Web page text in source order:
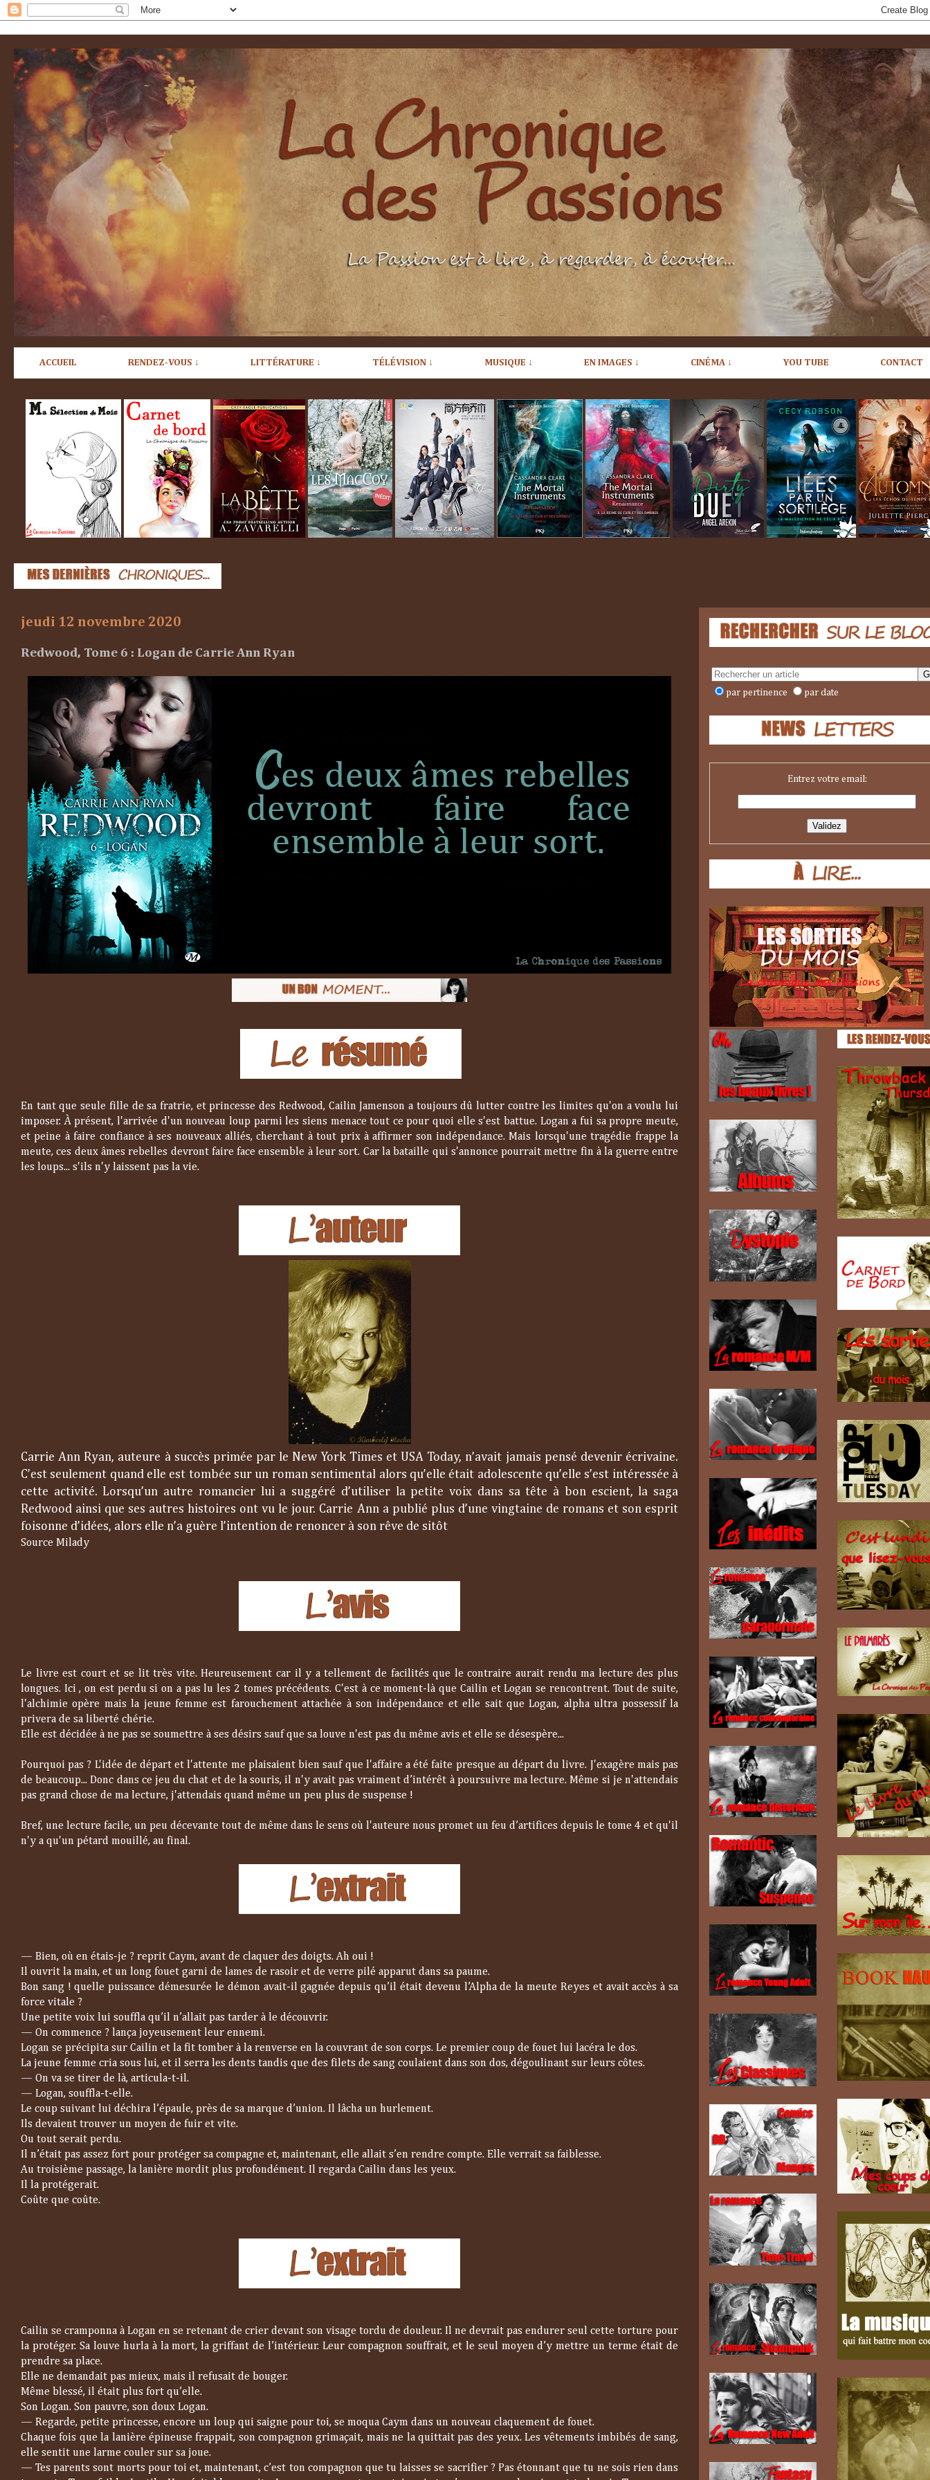
ACCUEIL RENDEZ-VOUS ↓ LITTÉRATURE ↓ TÉLÉVISION ↓ MUSIQUE ↓ EN IMAGES ↓ CINÉMA ↓ YOU TUBE CONTACT
jeudi 12 novembre 2020
Redwood, Tome 6 : Logan de Carrie Ann Ryan
En tant que seule fille de sa fratrie, et princesse des Redwood, Cailin Jamenson a toujours dû lutter contre les limites qu'on a voulu lui
imposer. À présent, l'arrivée d'un nouveau loup parmi les siens menace tout ce pour quoi elle s'est battue. Logan a fui sa propre meute,
et peine à faire confiance à ses nouveaux alliés, cherchant à tout prix à affirmer son indépendance. Mais lorsqu'une tragédie frappe la
meute, ces deux âmes rebelles devront faire face ensemble à leur sort. Car la bataille qui s'annonce pourrait mettre fin à la guerre entre
les loups... s'ils n'y laissent pas la vie.
Carrie Ann Ryan, auteure à succès primée par le New York Times et USA Today, n’avait jamais pensé devenir écrivaine.
C’est seulement quand elle est tombée sur un roman sentimental alors qu’elle était adolescente qu’elle s’est intéressée à
cette activité. Lorsqu’un autre romancier lui a suggéré d’utiliser la petite voix dans sa tête à bon escient, la saga
Redwood ainsi que ses autres histoires ont vu le jour. Carrie Ann a publié plus d’une vingtaine de romans et son esprit
foisonne d’idées, alors elle n’a guère l’intention de renoncer à son rêve de sitôt
Source Milady
Le livre est court et se lit très vite. Heureusement car il y a tellement de facilités que le contraire aurait rendu ma lecture des plus
longues. Ici , on est perdu si on a pas lu les 2 tomes précédents. C'est à ce moment-là que Cailin et Logan se rencontrent. Tout de suite,
l'alchimie opère mais la jeune femme est farouchement attachée à son indépendance et elle sait que Logan, alpha ultra possessif la
privera de sa liberté chérie.
Elle est décidée à ne pas se soumettre à ses désirs sauf que sa louve n'est pas du même avis et elle se désespère...
Pourquoi pas ? L'idée de départ et l'attente me plaisaient bien sauf que l'affaire a été faite presque au départ du livre. J'exagère mais pas
de beaucoup... Donc dans ce jeu du chat et de la souris, il n'y avait pas vraiment d’intérêt à poursuivre ma lecture. Même si je n'attendais
pas grand chose de ma lecture, j'attendais quand même un peu plus de suspense !
Bref, une lecture facile, un peu décevante tout de même dans le sens où l'auteure nous promet un feu d’artifices depuis le tome 4 et qu'il
n'y a qu'un pétard mouillé, au final.
— Bien, où en étais-je ? reprit Caym, avant de claquer des doigts. Ah oui !
Il ouvrit la main, et un long fouet garni de lames de rasoir et de verre pilé apparut dans sa paume.
Bon sang ! quelle puissance démesurée le démon avait-il gagnée depuis qu’il était devenu l’Alpha de la meute Reyes et avait accès à sa
force vitale ?
Une petite voix lui souffla qu’il n’allait pas tarder à le découvrir.
— On commence ? lança joyeusement leur ennemi.
Logan se précipita sur Cailin et la fit tomber à la renverse en la couvrant de son corps. Le premier coup de fouet lui lacéra le dos.
La jeune femme cria sous lui, et il serra les dents tandis que des filets de sang coulaient dans son dos, dégoulinant sur leurs côtes.
— On va se tirer de là, articula-t-il.
— Logan, souffla-t-elle.
Le coup suivant lui déchira l’épaule, près de sa marque d’union. Il lâcha un hurlement.
Ils devaient trouver un moyen de fuir et vite.
Ou tout serait perdu.
Il n’était pas assez fort pour protéger sa compagne et, maintenant, elle allait s’en rendre compte. Elle verrait sa faiblesse.
Au troisième passage, la lanière mordit plus profondément. Il regarda Cailin dans les yeux.
Il la protégerait.
Coûte que coûte.
Cailin se cramponna à Logan en se retenant de crier devant son visage tordu de douleur. Il ne devrait pas endurer seul cette torture pour
la protéger. Sa louve hurla à la mort, la griffant de l’intérieur. Leur compagnon souffrait, et le seul moyen d’y mettre un terme était de
prendre sa place.
Elle ne demandait pas mieux, mais il refusait de bouger.
Même blessé, il était plus fort qu’elle.
Son Logan. Son pauvre, son doux Logan.
— Regarde, petite princesse, encore un loup qui saigne pour toi, se moqua Caym dans un nouveau claquement de fouet.
Chaque fois que la lanière épineuse frappait, son compagnon grimaçait, mais ne la quittait pas des yeux. Les vêtements imbibés de sang,
elle sentit une larme couler sur sa joue.
—Tes parents sont morts pour toi et, maintenant, c’est ton compagnon que tu laisses se sacrifier ? Pas étonnant que tu ne sois rien dans
par pertinence par date
Entrez votre email: